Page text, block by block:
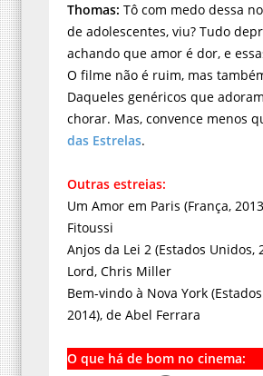
Thomas: Tô com medo dessa
de adolescentes, viu? Tudo
achando que amor é dor, e
O filme não é ruim, mas
Daqueles genéricos que
chorar. Mas, convence menos
das Estrelas.
Outras estreias:
Um Amor em Paris (França,
Fitoussi
Anjos da Lei 2 (Estados Unidos,
Lord, Chris Miller
Bem-vindo à Nova York
2014), de Abel Ferrara
O que há de bom no cinema: